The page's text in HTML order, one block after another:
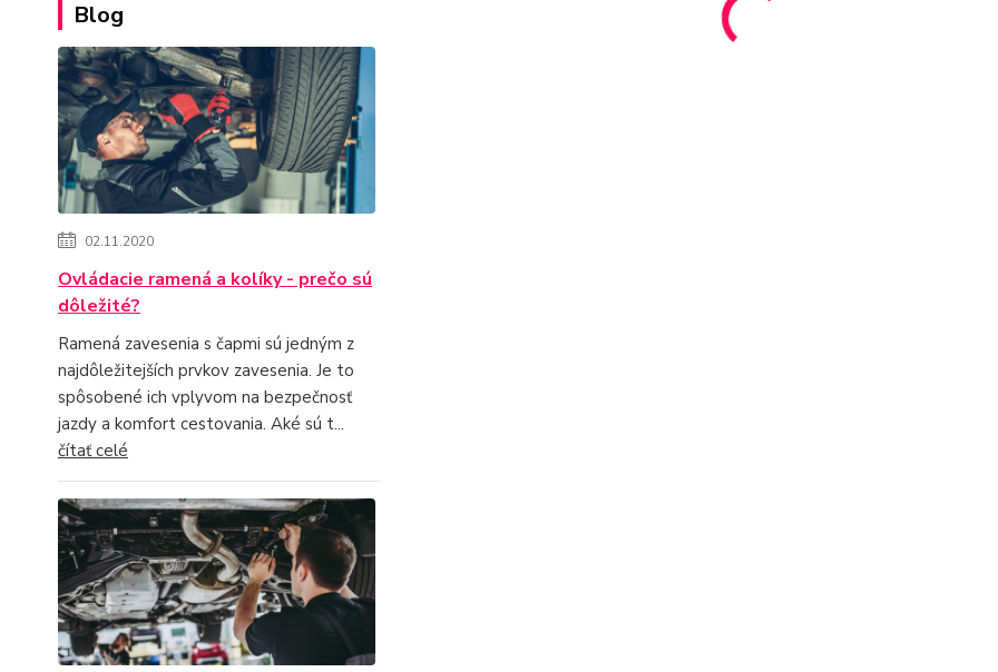
Blog
02.11.2020
Ovládacie ramená a kolíky - prečo sú
dôležité?
Ramená zavesenia s čapmi sú jedným z
najdôležitejších prvkov zavesenia. Je to
spôsobené ich vplyvom na bezpečnosť
jazdy a komfort cestovania. Aké sú t...
čítať celé